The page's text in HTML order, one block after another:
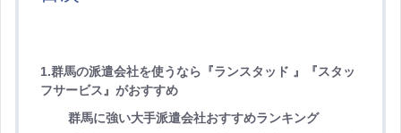
1.群馬の派遣会社を使うなら『ランスタッド 』『スタッ
フサービス』がおすすめ
群馬に強い大手派遣会社おすすめランキング